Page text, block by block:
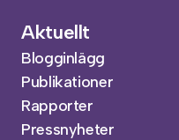
Aktuellt
Blogginlägg
Publikationer
Rapporter
Pressnyheter